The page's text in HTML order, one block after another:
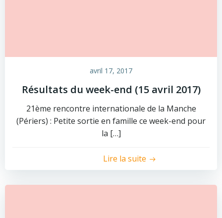
avril 17, 2017
Résultats du week-end (15 avril 2017)
21ème rencontre internationale de la Manche
(Périers) : Petite sortie en famille ce week-end pour
la […]
Lire la suite